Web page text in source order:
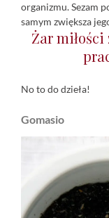
organizmu. Sezam
samym zwiększa
Żar
No to do dzieła!
Gomasio